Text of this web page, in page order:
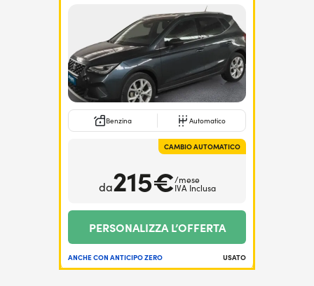
Benzina Automatico
CAMBIO AUTOMATICO
da215€/mese
IVA Inclusa
PERSONALIZZA L’OFFERTA
ANCHE CON ANTICIPO ZERO USATO